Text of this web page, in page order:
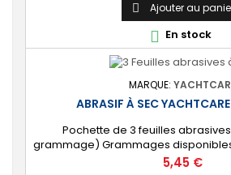
 Ajouter au
 En stock
MARQUE:
ABRASIF À SEC YACHTCARE
Pochette de 3 feuilles
grammage) Grammages disponibles
- 240 Dimensions : 230mm
Prix
5,45 €